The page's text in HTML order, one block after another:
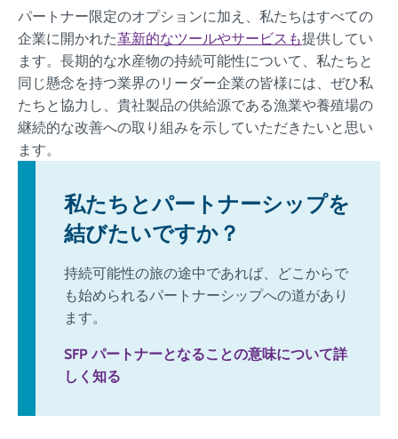
パートナー限定のオプションに加え、私たちはすべての
企業に開かれた革新的なツールやサービスも提供してい
ます。長期的な水産物の持続可能性について、私たちと
同じ懸念を持つ業界のリーダー企業の皆様には、ぜひ私
たちと協力し、貴社製品の供給源である漁業や養殖場の
継続的な改善への取り組みを示していただきたいと思い
ます。
私たちとパートナーシップを
結びたいですか？
持続可能性の旅の途中であれば、どこからで
も始められるパートナーシップへの道があり
ます。
SFP パートナーとなることの意味について詳
しく知る